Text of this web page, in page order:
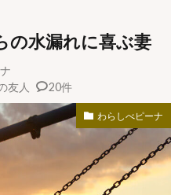
の水漏れに喜ぶ妻
友人 20件
わらしべピーナ